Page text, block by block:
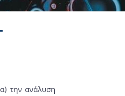
την ανάλυση